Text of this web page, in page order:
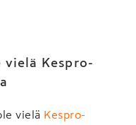
vielä Kespro-
vielä Kespro-